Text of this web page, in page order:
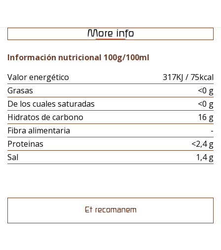
More info
Información nutricional 100g/100ml
Valor energético
317KJ / 75kcal
Grasas
<0 g
De los cuales saturadas
<0 g
Hidratos de carbono
16 g
Fibra alimentaria
-
Proteinas
<2,4 g
Sal
1,4 g
Et recomanem